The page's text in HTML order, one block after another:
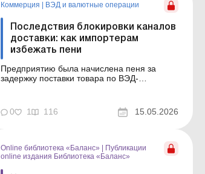
нерезидентам свою продукцию и...
Коммерция ВЭД и валютные операции
Последствия блокировки каналов
доставки: как импортерам
избежать пени
Предприятию была начислена пеня за
задержку поставки товара по ВЭД-
даны рекомендации, как предприятию
действовать в такой ситуации, как
блокировка морс...
0 1 116 15.05.2026
Online библиотека «Баланс»
Публикации
online издания Библиотека «Баланс»